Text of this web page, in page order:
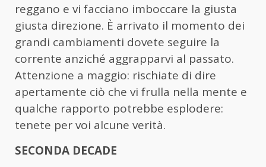
reggano e vi facciano imboccare la giusta
giusta direzione. È arrivato il momento dei
grandi cambiamenti dovete seguire la
corrente anziché aggrapparvi al passato.
Attenzione a maggio: rischiate di dire
apertamente ciò che vi frulla nella mente e
qualche rapporto potrebbe esplodere:
tenete per voi alcune verità.
SECONDA DECADE